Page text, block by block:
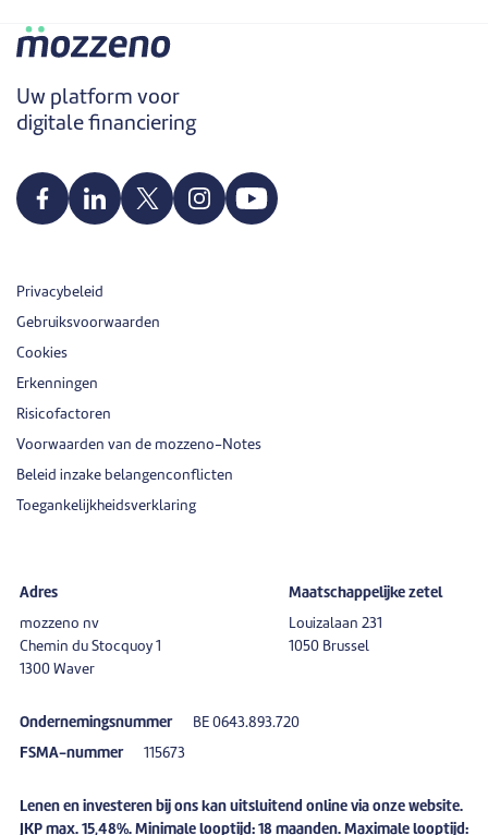
Uw platform voor
digitale financiering
Privacybeleid
Gebruiksvoorwaarden
Cookies
Erkenningen
Risicofactoren
Voorwaarden van de mozzeno-Notes
Beleid inzake belangenconflicten
Toegankelijkheidsverklaring
Adres
mozzeno nv
Chemin du Stocquoy 1
1300 Waver
Maatschappelijke zetel
Louizalaan 231
1050 Brussel
Ondernemingsnummer BE 0643.893.720
FSMA-nummer 115673
Lenen en investeren bij ons kan uitsluitend online via onze website.
JKP max. 15,48%. Minimale looptijd: 18 maanden. Maximale looptijd: